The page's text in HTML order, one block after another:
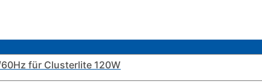
für Clusterlite 120W